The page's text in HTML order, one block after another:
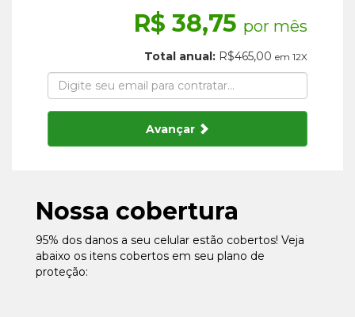
R$ 38,75 por mês
Total anual: R$465,00 em 12X
Avançar
Nossa cobertura
95% dos danos a seu celular estão cobertos! Veja
abaixo os itens cobertos em seu plano de
proteção: